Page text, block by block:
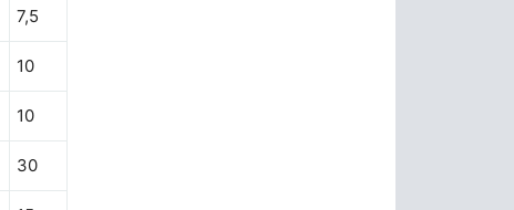
7,5
10
10
30